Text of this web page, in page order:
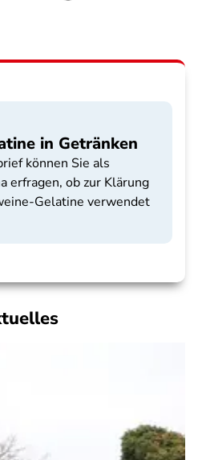
in Getränken
können Sie als
erfragen, ob zur Klärung
Gelatine verwendet